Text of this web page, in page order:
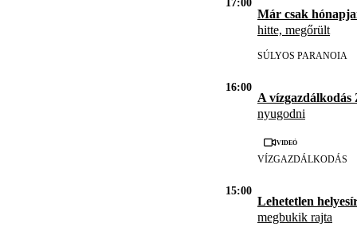
17:00
Már csak
hitte, megőrült
SÚLYOS PARANOIA
16:00
A vízgazdálkodás
nyugodni
Videó
VÍZGAZDÁLKODÁS
15:00
Lehetetlen
megbukik rajta